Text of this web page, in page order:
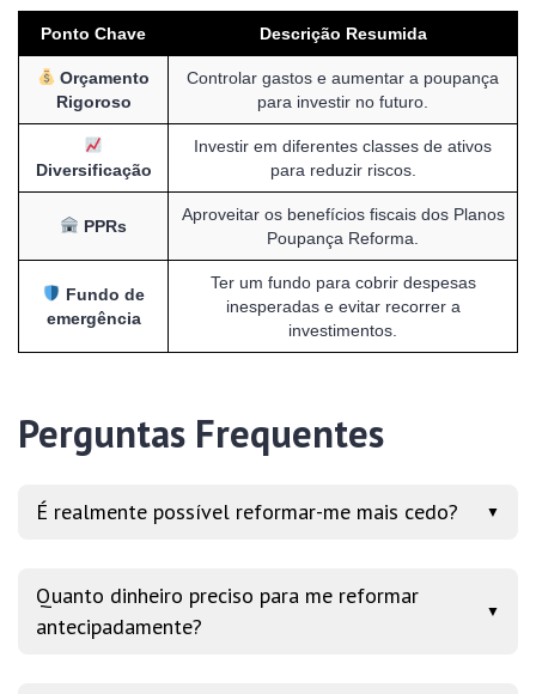
Ponto Chave Descrição Resumida
Orçamento
Rigoroso
Controlar gastos e aumentar a poupança
para investir no futuro.
Diversificação
Investir em diferentes classes de ativos
para reduzir riscos.
PPRs
Aproveitar os benefícios fiscais dos Planos
Poupança Reforma.
Fundo de
emergência
Ter um fundo para cobrir despesas
inesperadas e evitar recorrer a
investimentos.
Perguntas Frequentes
É realmente possível reformar-me mais cedo? ▼
Quanto dinheiro preciso para me reformar
antecipadamente?
▼